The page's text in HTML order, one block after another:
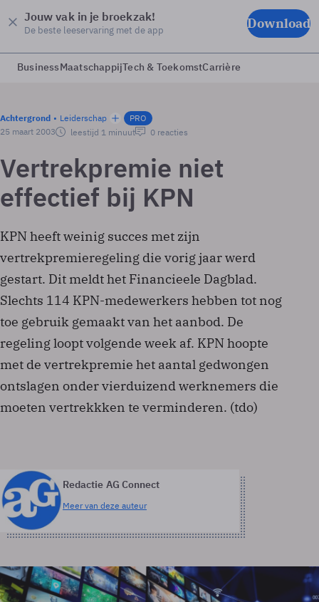
Jouw vak in je broekzak!
De beste leeservaring met de app Download
BusinessMaatschappijTech & ToekomstCarrière
Achtergrond Leiderschap
PRO
25 maart 2003
leestijd 1 minuut 0 reacties
Vertrekpremie niet
effectief bij KPN
KPN heeft weinig succes met zijn
vertrekpremieregeling die vorig jaar werd
gestart. Dit meldt het Financieele Dagblad.
Slechts 114 KPN-medewerkers hebben tot nog
toe gebruik gemaakt van het aanbod. De
regeling loopt volgende week af. KPN hoopte
met de vertrekpremie het aantal gedwongen
ontslagen onder vierduizend werknemers die
moeten vertrekkken te verminderen. (tdo)
Redactie AG Connect
Meer van deze auteur